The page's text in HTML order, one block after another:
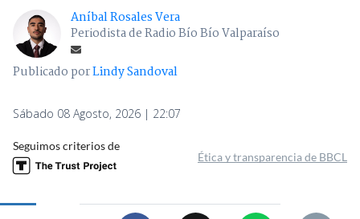
Aníbal Rosales Vera
Periodista de Radio Bío Bío Valparaíso
Publicado porLindy Sandoval
Sábado 08 Agosto, 2026 | 22:07
Seguimos criterios de
Ética y transparencia de BBCL